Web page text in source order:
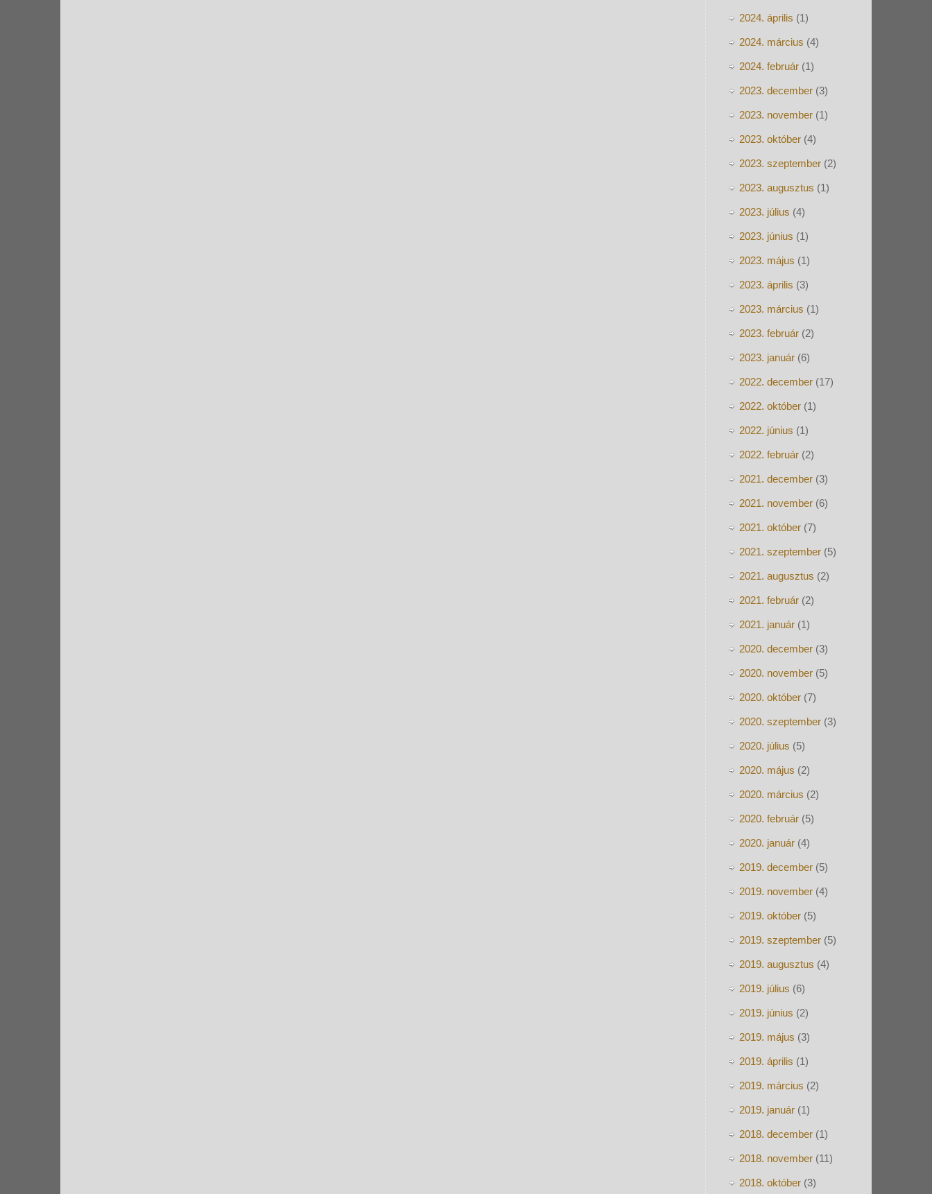
2024. április (1)
2024. március (4)
2024. február (1)
2023. december (3)
2023. november (1)
2023. október (4)
2023. szeptember (2)
2023. augusztus (1)
2023. július (4)
2023. június (1)
2023. május (1)
2023. április (3)
2023. március (1)
2023. február (2)
2023. január (6)
2022. december (17)
2022. október (1)
2022. június (1)
2022. február (2)
2021. december (3)
2021. november (6)
2021. október (7)
2021. szeptember (5)
2021. augusztus (2)
2021. február (2)
2021. január (1)
2020. december (3)
2020. november (5)
2020. október (7)
2020. szeptember (3)
2020. július (5)
2020. május (2)
2020. március (2)
2020. február (5)
2020. január (4)
2019. december (5)
2019. november (4)
2019. október (5)
2019. szeptember (5)
2019. augusztus (4)
2019. július (6)
2019. június (2)
2019. május (3)
2019. április (1)
2019. március (2)
2019. január (1)
2018. december (1)
2018. november (11)
2018. október (3)